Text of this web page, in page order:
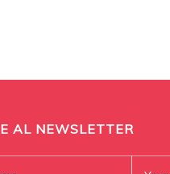
AL NEWSLETTER